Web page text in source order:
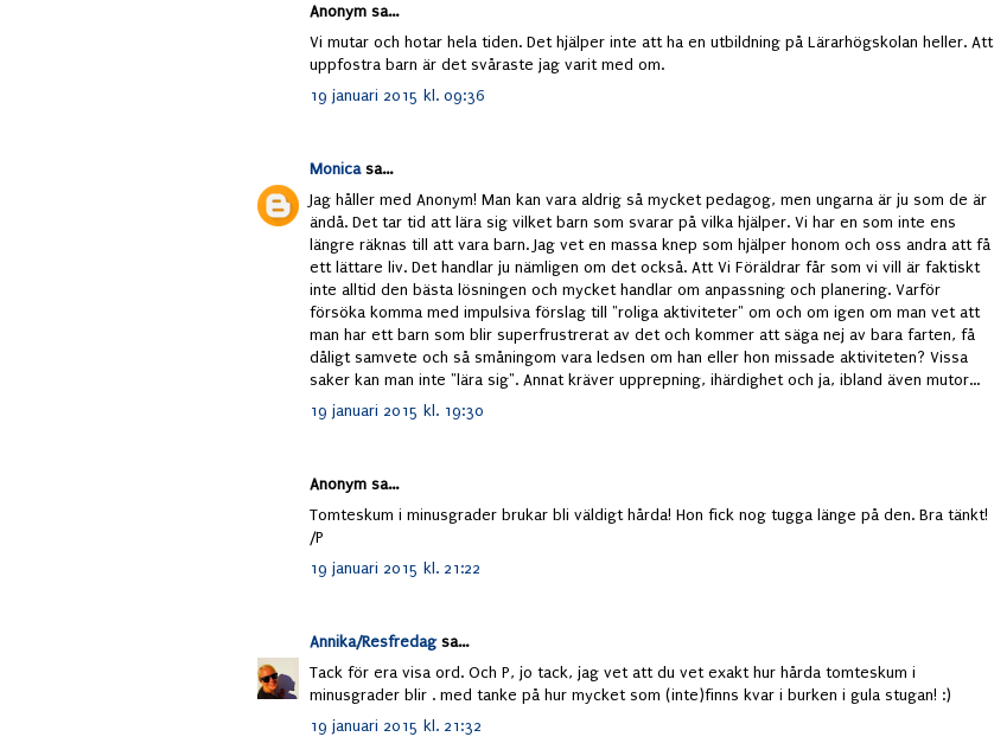
Anonym sa...
Vi mutar och hotar hela tiden. Det hjälper inte att ha en utbildning på Lärarhögskolan heller. Att
uppfostra barn är det svåraste jag varit med om.
19 januari 2015 kl. 09:36
Monicasa...
Jag håller med Anonym! Man kan vara aldrig så mycket pedagog, men ungarna är ju som de är
ändå. Det tar tid att lära sig vilket barn som svarar på vilka hjälper. Vi har en som inte ens
längre räknas till att vara barn. Jag vet en massa knep som hjälper honom och oss andra att få
ett lättare liv. Det handlar ju nämligen om det också. Att Vi Föräldrar får som vi vill är faktiskt
inte alltid den bästa lösningen och mycket handlar om anpassning och planering. Varför
försöka komma med impulsiva förslag till "roliga aktiviteter" om och om igen om man vet att
man har ett barn som blir superfrustrerat av det och kommer att säga nej av bara farten, få
dåligt samvete och så småningom vara ledsen om han eller hon missade aktiviteten? Vissa
saker kan man inte "lära sig". Annat kräver upprepning, ihärdighet och ja, ibland även mutor...
19 januari 2015 kl. 19:30
Anonym sa...
Tomteskum i minusgrader brukar bli väldigt hårda! Hon fick nog tugga länge på den. Bra tänkt!
/P
19 januari 2015 kl. 21:22
Annika/Resfredagsa...
Tack för era visa ord. Och P, jo tack, jag vet att du vet exakt hur hårda tomteskum i
minusgrader blir . med tanke på hur mycket som (inte)finns kvar i burken i gula stugan! :)
19 januari 2015 kl. 21:32